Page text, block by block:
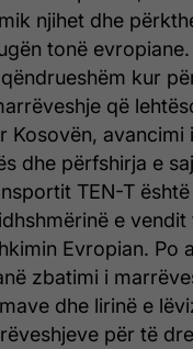
njihet dhe
tonë
kur
që
Kosovën, avancimi
dhe përfshirja e
TEN-T
e vendit
Evropian. Po
zbatimi i
dhe lirinë e
për të